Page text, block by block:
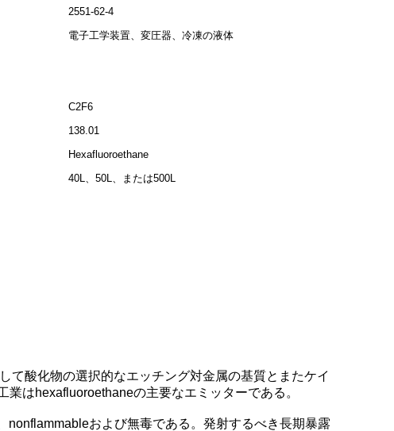
2551-62-4
電子工学装置、変圧器、冷凍の液体
C2F6
138.01
Hexafluoroethane
40L、50L、または500L
て酸化物の選択的なエッチング対金属の基質とまたケイ
はhexafluoroethaneの主要なエミッターである。
および無毒である。発射するべき長期暴露